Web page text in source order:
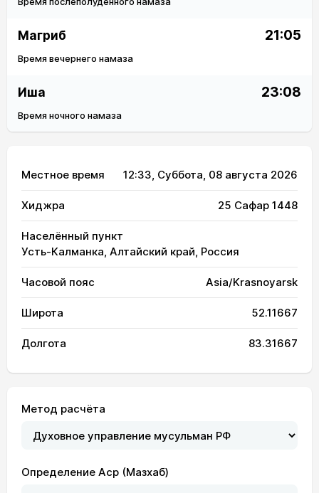
Магриб 21:05
Время вечернего намаза
Иша 23:08
Время ночного намаза
Местное время 12:33, Суббота, 08 августа 2026
Хиджра 25 Сафар 1448
Населённый пункт
Усть-Калманка, Алтайский край, Россия
Часовой пояс Asia/Krasnoyarsk
Широта 52.11667
Долгота 83.31667
Метод расчёта
Определение Аср (Мазхаб)